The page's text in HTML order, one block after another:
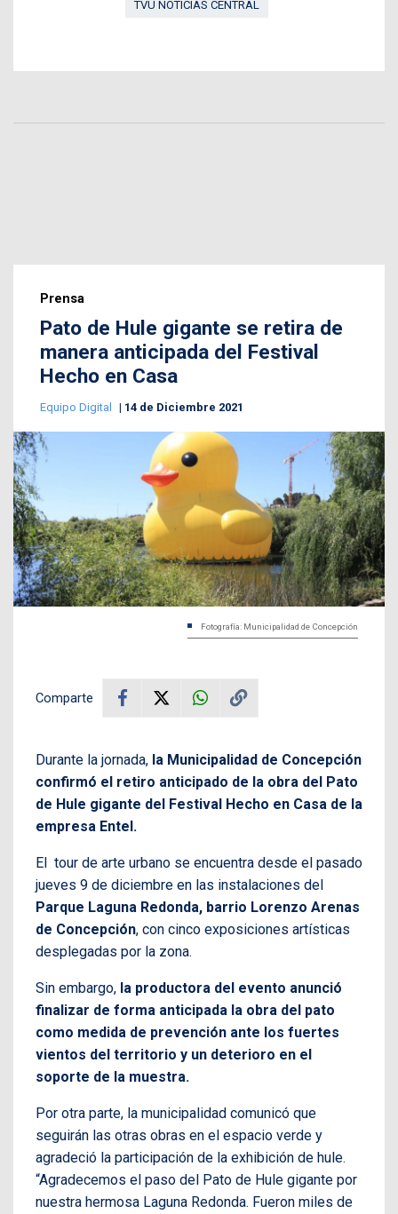
TVU NOTICIAS CENTRAL
Prensa
Pato de Hule gigante se retira de
manera anticipada del Festival
Hecho en Casa
Equipo Digital 14 de Diciembre 2021
Fotografía: Municipalidad de Concepción
Comparte
Durante la jornada, la Municipalidad de Concepción
confirmó el retiro anticipado de la obra del Pato
de Hule gigante del Festival Hecho en Casa de la
empresa Entel.
El tour de arte urbano se encuentra desde el pasado
jueves 9 de diciembre en las instalaciones del
Parque Laguna Redonda, barrio Lorenzo Arenas
de Concepción, con cinco exposiciones artísticas
desplegadas por la zona.
Sin embargo, la productora del evento anunció
finalizar de forma anticipada la obra del pato
como medida de prevención ante los fuertes
vientos del territorio y un deterioro en el
soporte de la muestra.
Por otra parte, la municipalidad comunicó que
seguirán las otras obras en el espacio verde y
agradeció la participación de la exhibición de hule.
“Agradecemos el paso del Pato de Hule gigante por
nuestra hermosa Laguna Redonda. Fueron miles de